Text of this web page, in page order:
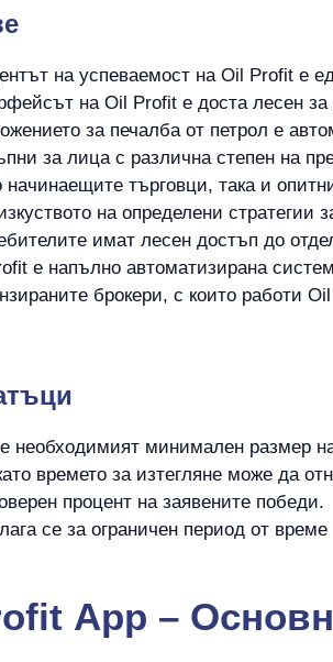
на успеваемост на Oil Profit е
на Oil Profit е доста лесен
за печалба от петрол е
за лица с различна степен на
начинаещите търговци, така и
на определени стратегии
имат лесен достъп до
е напълно автоматизирана
брокери, с които работи
необходимият минимален размер
времето за изтегляне може да
процент на заявените победи.
се за ограничен период от време
App –